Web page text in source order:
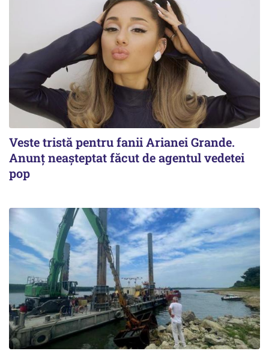
Veste tristă pentru fanii Arianei Grande.
Anunț neașteptat făcut de agentul vedetei
pop